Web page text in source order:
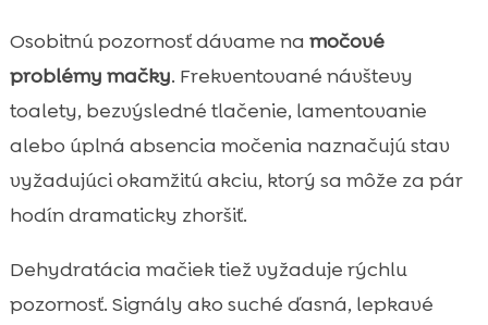
Osobitnú pozornosť dávame na močové
problémy mačky. Frekventované návštevy
toalety, bezvýsledné tlačenie, lamentovanie
alebo úplná absencia močenia naznačujú stav
vyžadujúci okamžitú akciu, ktorý sa môže za pár
hodín dramaticky zhoršiť.
Dehydratácia mačiek tiež vyžaduje rýchlu
pozornosť. Signály ako suché ďasná, lepkavé